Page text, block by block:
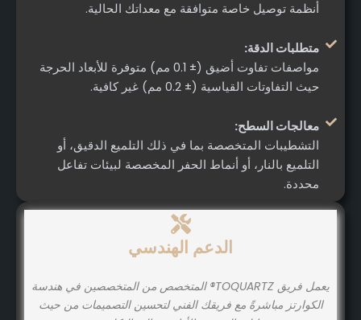
أنظمة توصيل خاصة متوافقة مع معداتك الحالية.
متطلبات الدقة:
مواصفات تفاوت أضيق (± 0.1 مم) متوفرة للأبعاد الحرجة
حيث التفاوتات القياسية (± 0.2 مم) غير كافية.
معالجات السطح:
التشطيبات المتخصصة بما في ذلك التلميع الدقيق، أو
التلميع بالنار، أو أنماط الحفر المخصصة لبيئات تفاعل
محددة.
الدعم الهندسي
يعمل فريق TOQUARTZ® المتخصص من المتخصصين في هندسة
الكوارتز مباشرةً مع فريقك الفني لتحسين التصميمات من حيث